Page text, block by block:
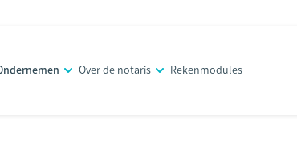
Over de notaris Rekenmodules